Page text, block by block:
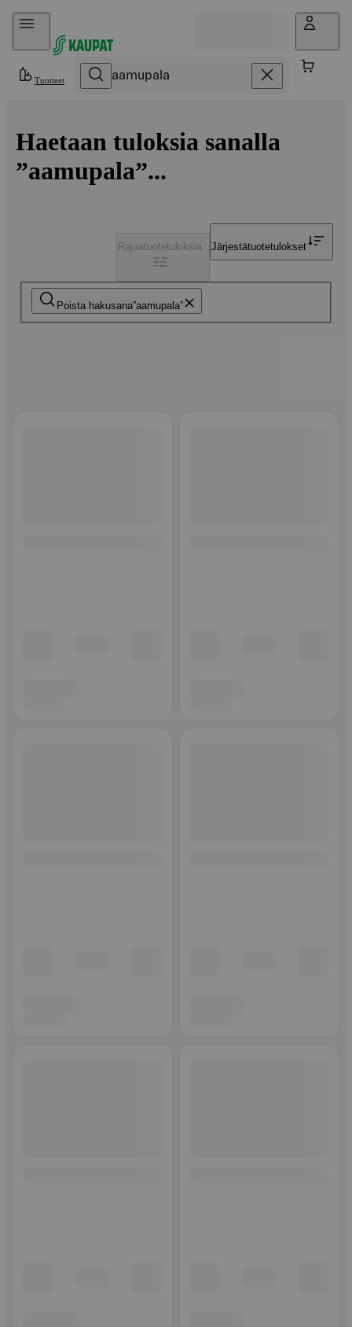
Hyppää sisältöön
Tuotteet
Haetaan tuloksia sanalla
”aamupala”...
Poista hakusana aamupala
Rajaatuotetuloksia Järjestätuotetulokset